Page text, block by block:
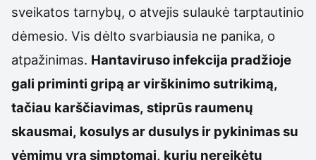
sveikatos tarnybų, o atvejis sulaukė tarptautinio
dėmesio. Vis dėlto svarbiausia ne panika, o
atpažinimas. Hantaviruso infekcija pradžioje
gali priminti gripą ar virškinimo sutrikimą,
tačiau karščiavimas, stiprūs raumenų
skausmai, kosulys ar dusulys ir pykinimas su
vėmimu yra simptomai, kurių nereikėtų